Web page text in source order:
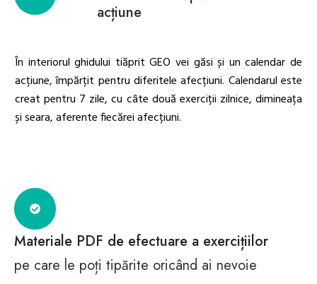
acțiune
În interiorul ghidului tiăprit GEO vei găsi și un calendar de
acțiune, împărțit pentru diferitele afecțiuni. Calendarul este
creat pentru 7 zile, cu câte două exerciții zilnice, dimineața
și seara, aferente fiecărei afecțiuni.
Materiale PDF de efectuare a exercițiilor
pe care le poți tipărite oricând ai nevoie